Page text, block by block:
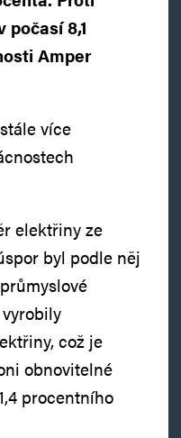
počasí 8,1
Amper
více
elektřiny ze
byl podle něj
což je
obnovitelné
procentního